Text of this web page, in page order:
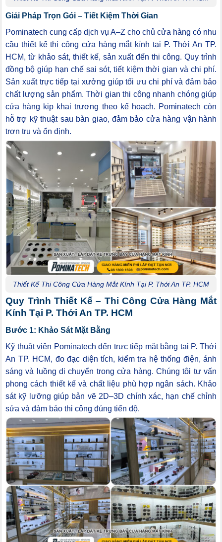
Giải Pháp Trọn Gói – Tiết Kiệm Thời Gian
Pominatech cung cấp dịch vụ A–Z cho chủ cửa hàng có nhu
cầu thiết kế thi công cửa hàng mắt kính tại P. Thới An TP.
HCM, từ khảo sát, thiết kế, sản xuất đến thi công. Quy trình
đồng bộ giúp hạn chế sai sót, tiết kiệm thời gian và chi phí.
Sản xuất trực tiếp tại xưởng giúp tối ưu chi phí và đảm bảo
chất lượng sản phẩm. Thời gian thi công nhanh chóng giúp
cửa hàng kịp khai trương theo kế hoạch. Pominatech còn
hỗ trợ kỹ thuật sau bàn giao, đảm bảo cửa hàng vận hành
trơn tru và ổn định.
Thiết Kế Thi Công Cửa Hàng Mắt Kính Tại P. Thới An TP. HCM
Quy Trình Thiết Kế – Thi Công Cửa Hàng Mắt
Kính Tại P. Thới An TP. HCM
Bước 1: Khảo Sát Mặt Bằng
Kỹ thuật viên Pominatech đến trực tiếp mặt bằng tại P. Thới
An TP. HCM, đo đạc diện tích, kiểm tra hệ thống điện, ánh
sáng và luồng di chuyển trong cửa hàng. Chúng tôi tư vấn
phong cách thiết kế và chất liệu phù hợp ngân sách. Khảo
sát kỹ lưỡng giúp bản vẽ 2D–3D chính xác, hạn chế chỉnh
sửa và đảm bảo thi công đúng tiến độ.